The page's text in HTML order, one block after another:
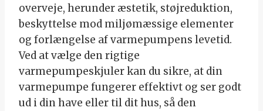
overveje, herunder æstetik, støjreduktion,
beskyttelse mod miljømæssige elementer
og forlængelse af varmepumpens levetid.
Ved at vælge den rigtige
varmepumpeskjuler kan du sikre, at din
varmepumpe fungerer effektivt og ser godt
ud i din have eller til dit hus, så den